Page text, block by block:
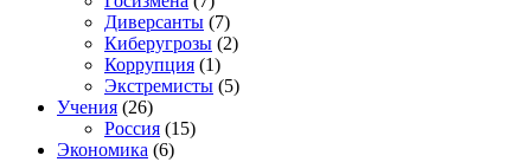
Диверсанты (7)
Киберугрозы (2)
Коррупция (1)
Экстремисты (5)
Учения (26)
Россия (15)
Экономика (6)